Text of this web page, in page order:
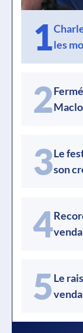
1les
2
3Le
son
4
5Le